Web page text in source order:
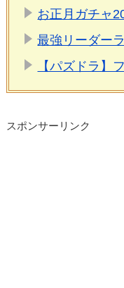
お正月ガチャ
最強リーダー
【パズドラ】
スポンサーリンク